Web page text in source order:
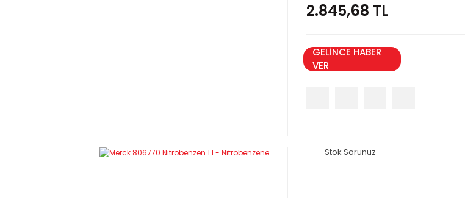
2.845,68 TL
GELİNCE HABER
VER
Stok Sorunuz